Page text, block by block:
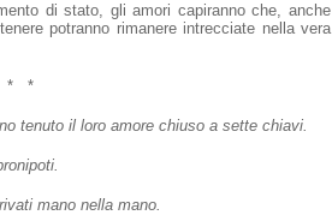
di stato, gli amori capiranno che, anche
potranno rimanere intrecciate nella vera
* *
tenuto il loro amore chiuso a sette chiavi.
mano nella mano.